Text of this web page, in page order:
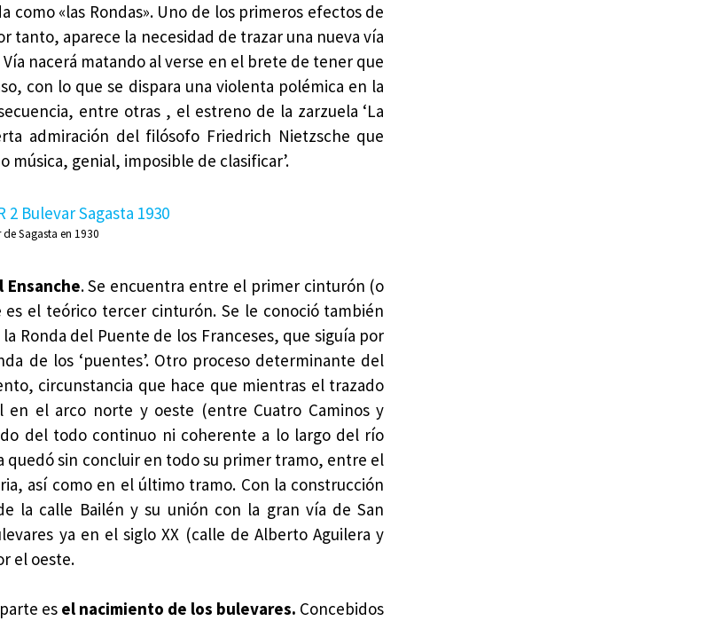
«las Rondas». Uno de los primeros efectos de
tanto, aparece la necesidad de trazar una nueva vía
nacerá matando al verse en el brete de tener que
con lo que se dispara una violenta polémica en la
entre otras , el estreno de la zarzuela ‘La
admiración del filósofo Friedrich Nietzsche que
música, genial, imposible de clasificar’.
de Sagasta en 1930
. Se encuentra entre el primer cinturón (o
es el teórico tercer cinturón. Se le conoció también
Ronda del Puente de los Franceses, que siguía por
de los ‘puentes’. Otro proceso determinante del
circunstancia que hace que mientras el trazado
en el arco norte y oeste (entre Cuatro Caminos y
del todo continuo ni coherente a lo largo del río
quedó sin concluir en todo su primer tramo, entre el
así como en el último tramo. Con la construcción
la calle Bailén y su unión con la gran vía de San
ya en el siglo XX (calle de Alberto Aguilera y
el oeste.
es el nacimiento de los bulevares. Concebidos